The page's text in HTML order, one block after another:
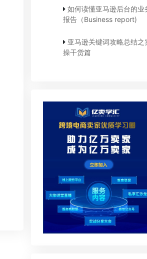
如何读懂亚马逊后台的业
报告（Business report)
亚马逊关键词攻略总结之
操干货篇